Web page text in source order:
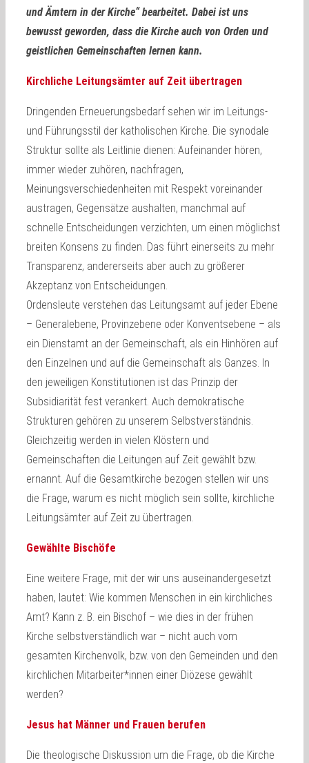
und Ämtern in der Kirche“ bearbeitet. Dabei ist uns
bewusst geworden, dass die Kirche auch von Orden und
geistlichen Gemeinschaften lernen kann.
Kirchliche Leitungsämter auf Zeit übertragen
Dringenden Erneuerungsbedarf sehen wir im Leitungs-
und Führungsstil der katholischen Kirche. Die synodale
Struktur sollte als Leitlinie dienen: Aufeinander hören,
immer wieder zuhören, nachfragen,
Meinungsverschiedenheiten mit Respekt voreinander
austragen, Gegensätze aushalten, manchmal auf
schnelle Entscheidungen verzichten, um einen möglichst
breiten Konsens zu finden. Das führt einerseits zu mehr
Transparenz, andererseits aber auch zu größerer
Akzeptanz von Entscheidungen.
Ordensleute verstehen das Leitungsamt auf jeder Ebene
– Generalebene, Provinzebene oder Konventsebene – als
ein Dienstamt an der Gemeinschaft, als ein Hinhören auf
den Einzelnen und auf die Gemeinschaft als Ganzes. In
den jeweiligen Konstitutionen ist das Prinzip der
Subsidiarität fest verankert. Auch demokratische
Strukturen gehören zu unserem Selbstverständnis.
Gleichzeitig werden in vielen Klöstern und
Gemeinschaften die Leitungen auf Zeit gewählt bzw.
ernannt. Auf die Gesamtkirche bezogen stellen wir uns
die Frage, warum es nicht möglich sein sollte, kirchliche
Leitungsämter auf Zeit zu übertragen.
Gewählte Bischöfe
Eine weitere Frage, mit der wir uns auseinandergesetzt
haben, lautet: Wie kommen Menschen in ein kirchliches
Amt? Kann z. B. ein Bischof – wie dies in der frühen
Kirche selbstverständlich war – nicht auch vom
gesamten Kirchenvolk, bzw. von den Gemeinden und den
kirchlichen Mitarbeiter*innen einer Diözese gewählt
werden?
Jesus hat Männer und Frauen berufen
Die theologische Diskussion um die Frage, ob die Kirche